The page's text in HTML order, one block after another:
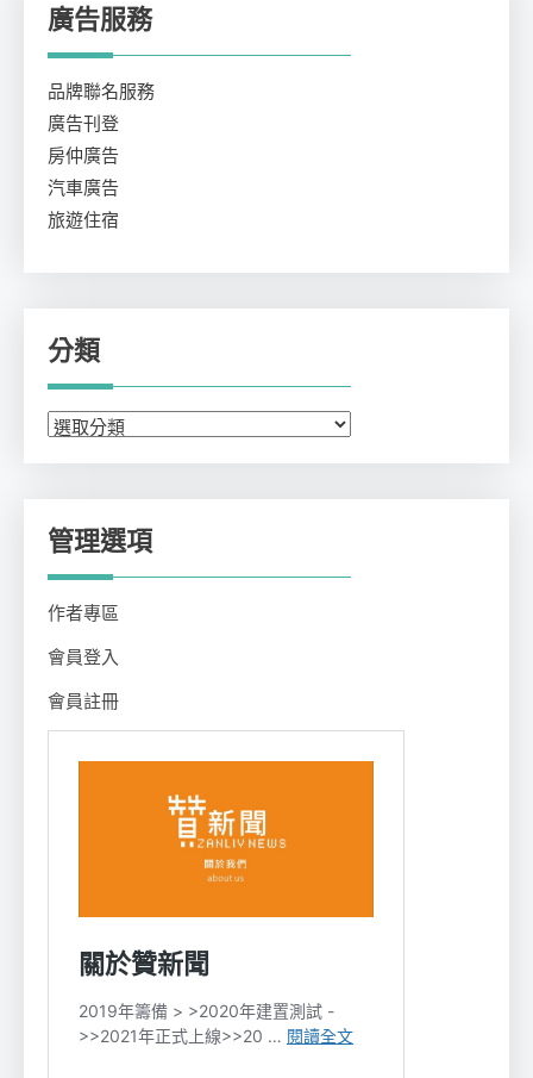
廣告服務
品牌聯名服務
廣告刊登
房仲廣告
汽車廣告
旅遊住宿
分類
分
管理選項
作者專區
會員登入
會員註冊